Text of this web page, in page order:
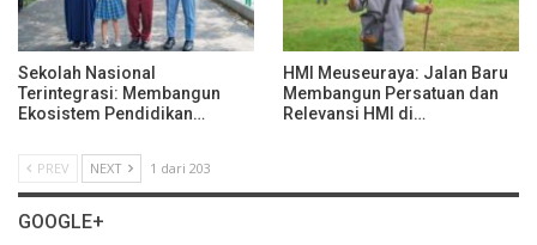
Sekolah Nasional
Terintegrasi: Membangun
Ekosistem Pendidikan…
HMI Meuseuraya: Jalan Baru
Membangun Persatuan dan
Relevansi HMI di…
PREV NEXT 1 dari 203
GOOGLE+